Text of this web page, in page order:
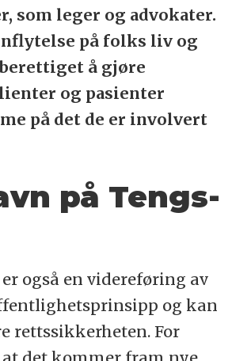
som leger og advokater.
på folks liv og
å gjøre
og pasienter
på det de er involvert
på Tengs-
også en videreføring av
og kan
rettssikkerheten. For